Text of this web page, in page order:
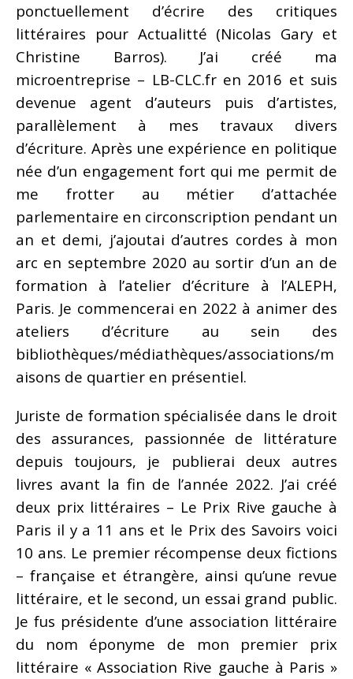
ponctuellement d’écrire des critiques
littéraires pour Actualitté (Nicolas Gary et
Christine Barros). J’ai créé ma
microentreprise – LB-CLC.fr en 2016 et suis
devenue agent d’auteurs puis d’artistes,
parallèlement à mes travaux divers
d’écriture. Après une expérience en politique
née d’un engagement fort qui me permit de
me frotter au métier d’attachée
parlementaire en circonscription pendant un
an et demi, j’ajoutai d’autres cordes à mon
arc en septembre 2020 au sortir d’un an de
formation à l’atelier d’écriture à l’ALEPH,
Paris. Je commencerai en 2022 à animer des
ateliers d’écriture au sein des
bibliothèques/médiathèques/associations/m
aisons de quartier en présentiel.
Juriste de formation spécialisée dans le droit
des assurances, passionnée de littérature
depuis toujours, je publierai deux autres
livres avant la fin de l’année 2022. J’ai créé
deux prix littéraires – Le Prix Rive gauche à
Paris il y a 11 ans et le Prix des Savoirs voici
10 ans. Le premier récompense deux fictions
– française et étrangère, ainsi qu’une revue
littéraire, et le second, un essai grand public.
Je fus présidente d’une association littéraire
du nom éponyme de mon premier prix
littéraire « Association Rive gauche à Paris »